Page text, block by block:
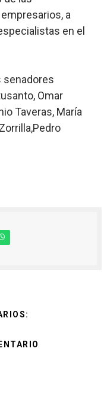
a
en el
senadores
Omar
Taveras, María